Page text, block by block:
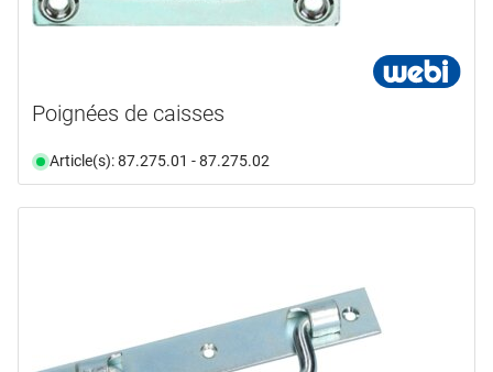
Poignées de caisses
Article(s): 87.275.01 - 87.275.02